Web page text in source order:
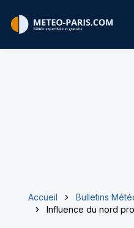
Accueil
Bulletins
Influence du nord